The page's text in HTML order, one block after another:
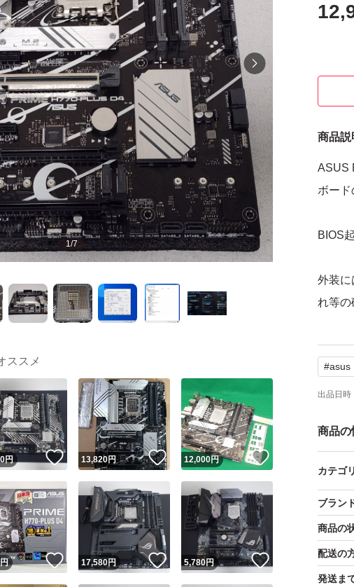
1/7
商品説
ASUS
ボード
BIOS
外装に
れ等の
付属品
精密機
神経質
また
間や
解の上
落札後
ます。
#asus
出品日時
商品の
カテゴリ
ブラン
商品の
配送の
発送ま
ススメ
円 いいね！
13,820円 いいね！
12,000円
円 いいね！
17,580円 いいね！
5,780円